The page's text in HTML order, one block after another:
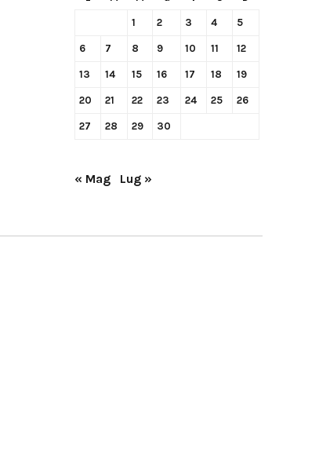
1 2 3 4 5
6 7 8 9 10 11 12
13 14 15 16 17 18 19
20 21 22 23 24 25 26
27 28 29 30
« Mag Lug »